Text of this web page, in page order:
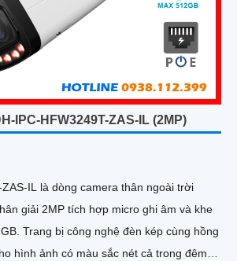
IPC-HFW3249T-ZAS-IL (2MP)
IL là dòng camera thân ngoài trời
giải 2MP tích hợp micro ghi âm và khe
hồng
hình ảnh có màu sắc nét cả trong đêm